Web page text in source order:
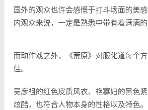
国外的观众也许会感慨于打斗场面的美
内观众来说，一定是熟悉中带有着满满的
而动作戏之外，《荒原》对服化道每个
佳。
吴彦祖的红色皮质风衣、艳寡妇的黑色
炫酷，也符合人物本身的性格以及特色。